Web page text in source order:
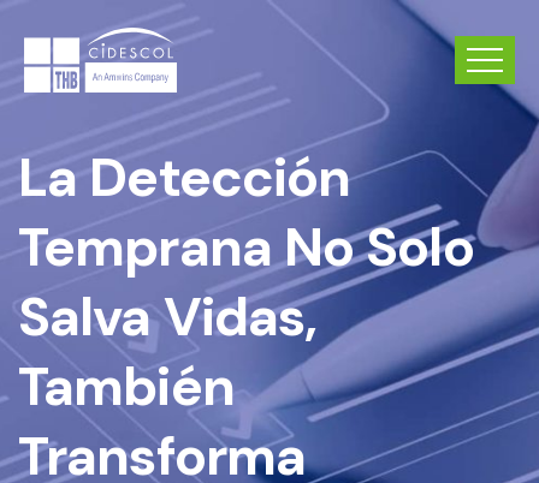
La Detección
Temprana No Solo
Salva Vidas,
También
Transforma